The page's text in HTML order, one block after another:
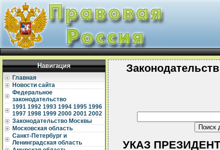
Навигация
Главная
Новости сайта
Федеральное
законодательство
1991 1992 1993 1994 1995 1996
1997 1998 1999 2000 2001 2002
Законодательство Москвы
Московская область
Санкт-Петербург и
Ленинградская область
УКАЗ